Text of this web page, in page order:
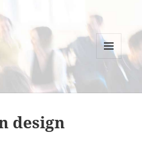
MENU
AND
WIDGETS
design